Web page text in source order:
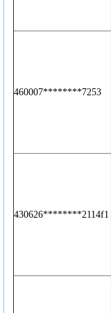
460007********7253
430626********2114f1